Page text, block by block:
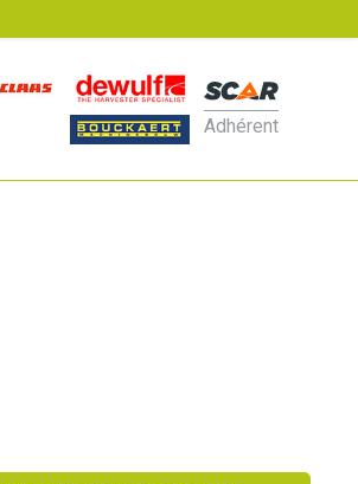
Adhérent